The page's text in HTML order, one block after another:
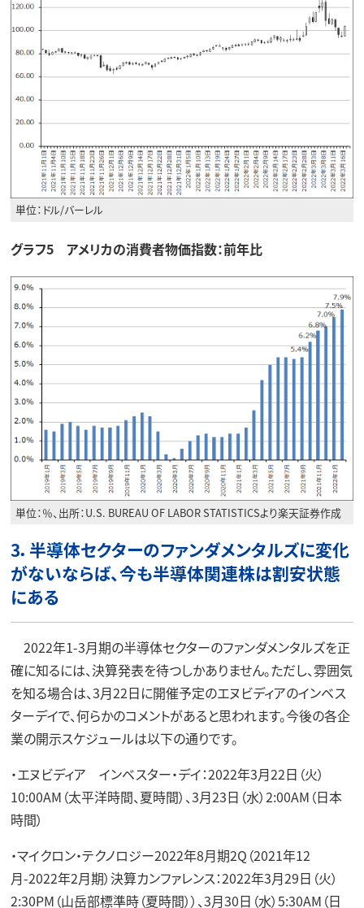
単位：ドル/バーレル
グラフ5 アメリカの消費者物価指数：前年比
単位：％、出所：U.S. BUREAU OF LABOR STATISTICSより楽天証券作成
3．半導体セクターのファンダメンタルズに変化
がないならば、今も半導体関連株は割安状態
にある
2022年1-3月期の半導体セクターのファンダメンタルズを正
確に知るには、決算発表を待つしかありません。ただし、雰囲気
を知る場合は、3月22日に開催予定のエヌビディアのインベス
ターデイで、何らかのコメントがあると思われます。今後の各企
業の開示スケジュールは以下の通りです。
・エヌビディア インベスター・デイ：2022年3月22日（火）
10:00AM（太平洋時間、夏時間）、3月23日（水）2:00AM（日本
時間）
・マイクロン・テクノロジー2022年8月期2Q（2021年12
月-2022年2月期）決算カンファレンス：2022年3月29日（火）
2:30PM（山岳部標準時（夏時間））、3月30日（水）5:30AM（日